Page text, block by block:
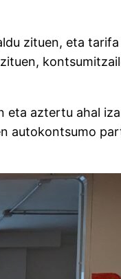
zituen, eta
aztertu ahal
autokontsumo